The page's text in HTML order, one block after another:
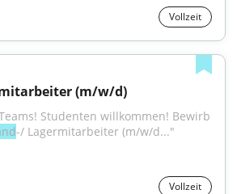
Vollzeit
(m/w/d)
Studenten willkommen! Bewirb
-/ Lagermitarbeiter (m/w/d..."
Vollzeit